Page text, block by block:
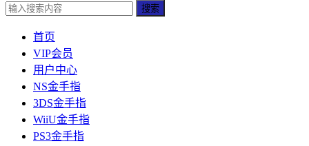
搜索
首页
VIP会员
用户中心
NS金手指
3DS金手指
WiiU金手指
PS3金手指